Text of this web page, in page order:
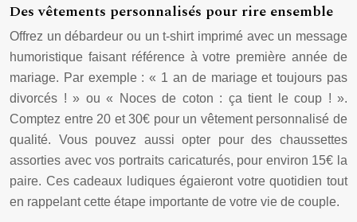
Des vêtements personnalisés pour rire ensemble
Offrez un débardeur ou un t-shirt imprimé avec un message
humoristique faisant référence à votre première année de
mariage. Par exemple : « 1 an de mariage et toujours pas
divorcés ! » ou « Noces de coton : ça tient le coup ! ».
Comptez entre 20 et 30€ pour un vêtement personnalisé de
qualité. Vous pouvez aussi opter pour des chaussettes
assorties avec vos portraits caricaturés, pour environ 15€ la
paire. Ces cadeaux ludiques égaieront votre quotidien tout
en rappelant cette étape importante de votre vie de couple.